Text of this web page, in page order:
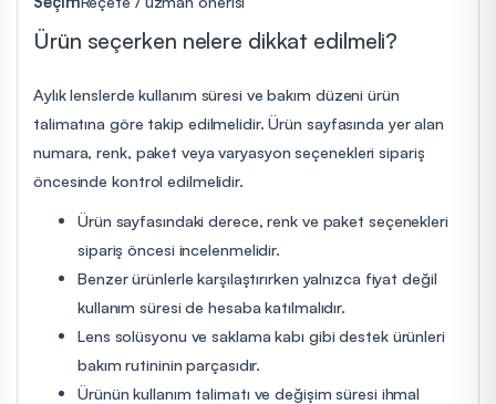
Ürün seçerken nelere dikkat edilmeli?
Aylık lenslerde kullanım süresi ve bakım düzeni ürün
talimatına göre takip edilmelidir. Ürün sayfasında yer alan
numara, renk, paket veya varyasyon seçenekleri sipariş
öncesinde kontrol edilmelidir.
Ürün sayfasındaki derece, renk ve paket seçenekleri
sipariş öncesi incelenmelidir.
Benzer ürünlerle karşılaştırırken yalnızca fiyat değil
kullanım süresi de hesaba katılmalıdır.
Lens solüsyonu ve saklama kabı gibi destek ürünleri
bakım rutininin parçasıdır.
Ürünün kullanım talimatı ve değişim süresi ihmal